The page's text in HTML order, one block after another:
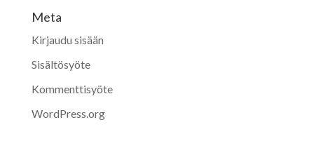
Meta
Kirjaudu sisään
Sisältösyöte
Kommenttisyöte
WordPress.org